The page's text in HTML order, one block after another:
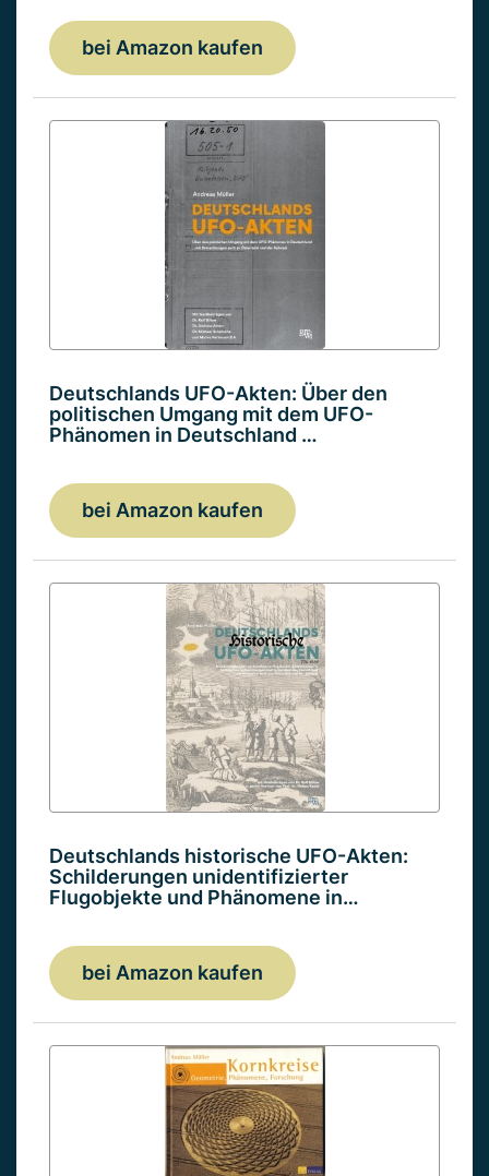
bei Amazon kaufen
Deutschlands UFO-Akten: Über den
politischen Umgang mit dem UFO-
Phänomen in Deutschland …
bei Amazon kaufen
Deutschlands historische UFO-Akten:
Schilderungen unidentifizierter
Flugobjekte und Phänomene in…
bei Amazon kaufen